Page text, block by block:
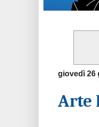
giovedì 26
Arte